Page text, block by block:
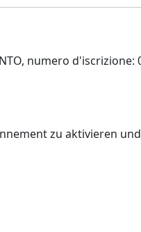
numero d'iscrizione:
zu aktivieren